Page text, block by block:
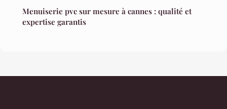
Menuiserie pvc sur mesure à cannes : qualité et
expertise garantis